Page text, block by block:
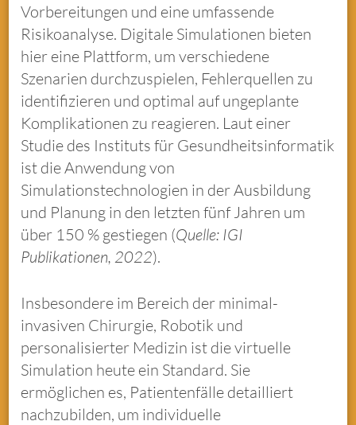
Vorbereitungen und eine umfassende
Risikoanalyse. Digitale Simulationen bieten
hier eine Plattform, um verschiedene
Szenarien durchzuspielen, Fehlerquellen zu
identifizieren und optimal auf ungeplante
Komplikationen zu reagieren. Laut einer
Studie des Instituts für Gesundheitsinformatik
ist die Anwendung von
Simulationstechnologien in der Ausbildung
und Planung in den letzten fünf Jahren um
über 150 % gestiegen (Quelle: IGI
Publikationen, 2022).
Insbesondere im Bereich der minimal-
invasiven Chirurgie, Robotik und
personalisierter Medizin ist die virtuelle
Simulation heute ein Standard. Sie
ermöglichen es, Patientenfälle detailliert
nachzubilden, um individuelle